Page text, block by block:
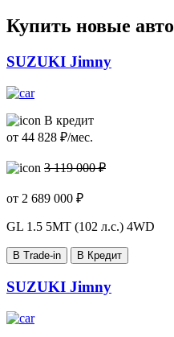
Купить новые
SUZUKI Jimny
В кредит
от 44 828 ₽/мес.
3 119 000 ₽
от 2 689 000 ₽
GL 1.5 5MT (102 л.с.) 4WD
В Trade-in В Кредит
SUZUKI Jimny